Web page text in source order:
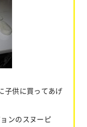
子供に買ってあげ
ンのスヌーピ